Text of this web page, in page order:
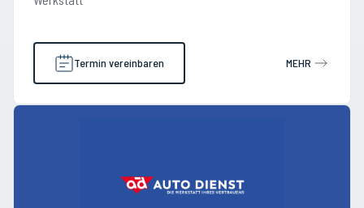
Termin vereinbaren MEHR